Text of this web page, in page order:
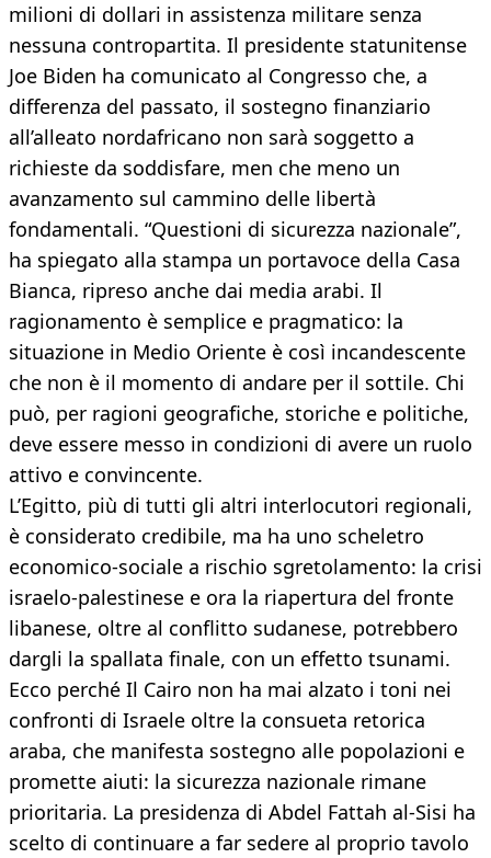
milioni di dollari in assistenza militare senza
nessuna contropartita. Il presidente statunitense
Joe Biden ha comunicato al Congresso che, a
differenza del passato, il sostegno finanziario
all’alleato nordafricano non sarà soggetto a
richieste da soddisfare, men che meno un
avanzamento sul cammino delle libertà
fondamentali. “Questioni di sicurezza nazionale”,
ha spiegato alla stampa un portavoce della Casa
Bianca, ripreso anche dai media arabi. Il
ragionamento è semplice e pragmatico: la
situazione in Medio Oriente è così incandescente
che non è il momento di andare per il sottile. Chi
può, per ragioni geografiche, storiche e politiche,
deve essere messo in condizioni di avere un ruolo
attivo e convincente.
L’Egitto, più di tutti gli altri interlocutori regionali,
è considerato credibile, ma ha uno scheletro
economico-sociale a rischio sgretolamento: la crisi
israelo-palestinese e ora la riapertura del fronte
libanese, oltre al conflitto sudanese, potrebbero
dargli la spallata finale, con un effetto tsunami.
Ecco perché Il Cairo non ha mai alzato i toni nei
confronti di Israele oltre la consueta retorica
araba, che manifesta sostegno alle popolazioni e
promette aiuti: la sicurezza nazionale rimane
prioritaria. La presidenza di Abdel Fattah al-Sisi ha
scelto di continuare a far sedere al proprio tavolo